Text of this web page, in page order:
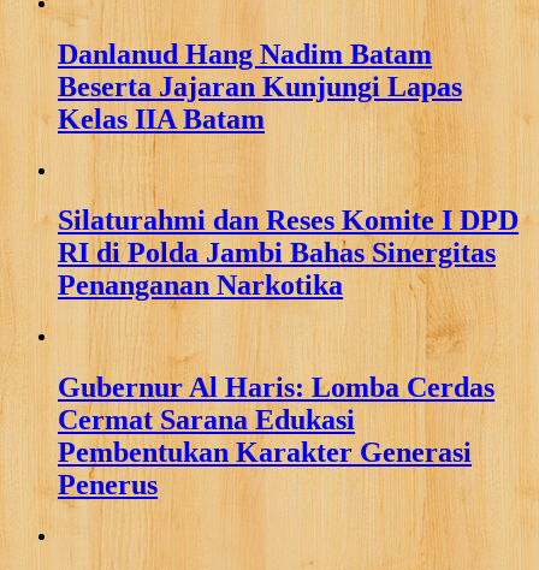
Danlanud Hang Nadim Batam
Beserta Jajaran Kunjungi Lapas
Kelas IIA Batam
Silaturahmi dan Reses Komite I DPD
RI di Polda Jambi Bahas Sinergitas
Penanganan Narkotika
Gubernur Al Haris: Lomba Cerdas
Cermat Sarana Edukasi
Pembentukan Karakter Generasi
Penerus